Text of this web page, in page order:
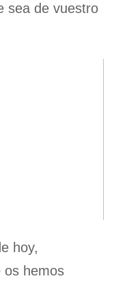
sea de vuestro
hoy,
os hemos